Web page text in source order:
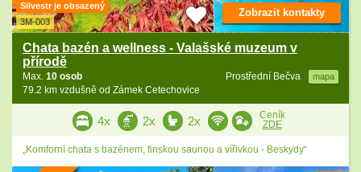
Silvestr je obsazený
3M-003
Chata bazén a wellness - Valašské muzeum v
přírodě
Prostřední Bečva mapa
Max. 10 osob
79.2 km vzdušně od Zámek Cetechovice
Zobrazit kontakty
4x 2x 2x
Ceník
ZDE
„Komforní chata s bazénem, finskou saunou a vířivkou - Beskydy“